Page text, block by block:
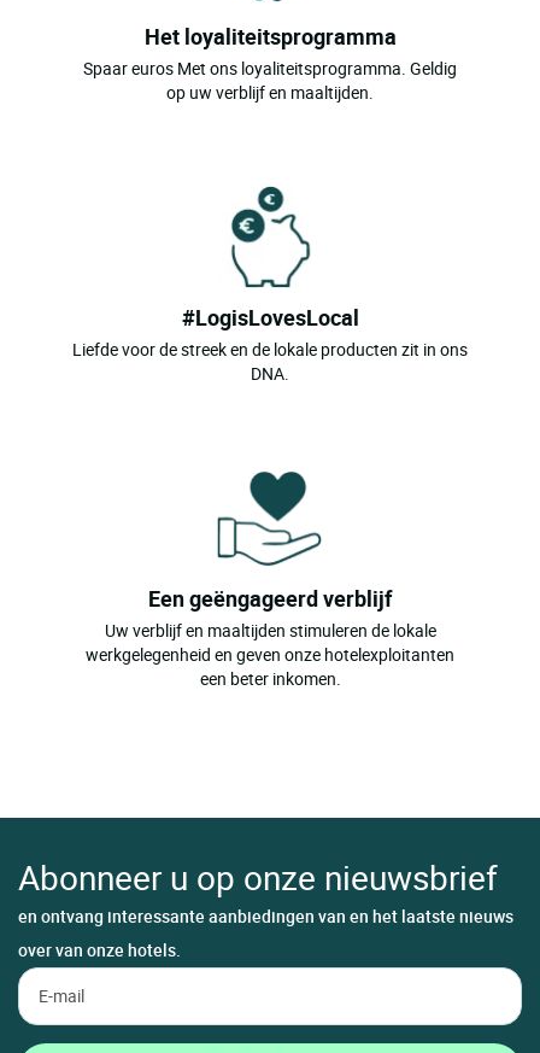
Het loyaliteitsprogramma
Spaar euros Met ons loyaliteitsprogramma. Geldig
op uw verblijf en maaltijden.
#LogisLovesLocal
Liefde voor de streek en de lokale producten zit in ons
DNA.
Een geëngageerd verblijf
Uw verblijf en maaltijden stimuleren de lokale
werkgelegenheid en geven onze hotelexploitanten
een beter inkomen.
Abonneer u op onze nieuwsbrief
en ontvang interessante aanbiedingen van en het laatste nieuws
over van onze hotels.